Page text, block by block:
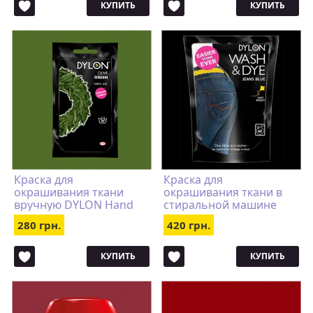
КУПИТЬ КУПИТЬ
Краска для
окрашивания ткани
вручную DYLON Hand
Use Olive Green
280 грн.
КУПИТЬ
Краска для
окрашивания ткани в
стиральной машине
DYLON Wash & Dye Jeans
Blue
420 грн.
КУПИТЬ